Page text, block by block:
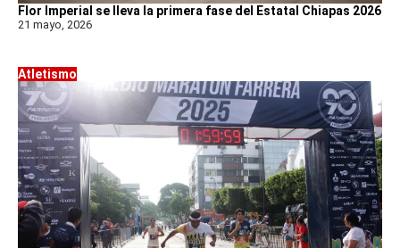
Flor Imperial se lleva la primera fase del Estatal Chiapas 2026
21 mayo, 2026
Atletismo